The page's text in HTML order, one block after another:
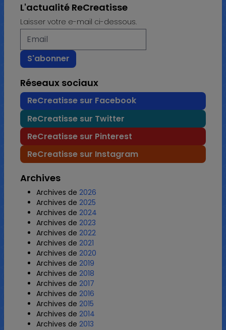
L'actualité ReCreatisse
Laisser votre e-mail ci-dessous.
Réseaux sociaux
ReCreatisse sur Facebook
ReCreatisse sur Twitter
ReCreatisse sur Pinterest
ReCreatisse sur Instagram
Archives
Archives de 2026
Archives de 2025
Archives de 2024
Archives de 2023
Archives de 2022
Archives de 2021
Archives de 2020
Archives de 2019
Archives de 2018
Archives de 2017
Archives de 2016
Archives de 2015
Archives de 2014
Archives de 2013